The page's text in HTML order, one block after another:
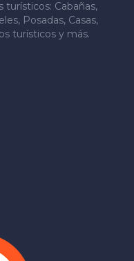
Cabañas,
Posadas, Casas,
turísticos y más.